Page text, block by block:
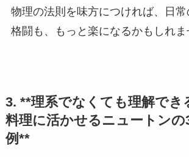
物理の法則を味方につければ、日
格闘も、もっと楽になるかもしれま
3. **理系でなくても理解でき
料理に活かせるニュートンの
例**